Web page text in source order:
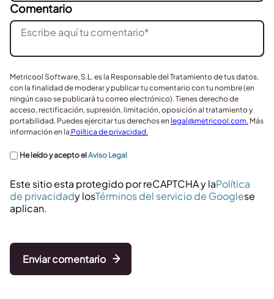
Comentario
Metricool Software, S.L. es la Responsable del Tratamiento de tus datos,
con la finalidad de moderar y publicar tu comentario con tu nombre (en
ningún caso se publicará tu correo electrónico). Tienes derecho de
acceso, rectificación, supresión, limitación, oposición al tratamiento y
portabilidad. Puedes ejercitar tus derechos en legal@metricool.com. Más
información en la Política de privacidad.
He leído y acepto elAviso Legal
Este sitio esta protegido por reCAPTCHA y laPolítica
de privacidady losTérminos del servicio de Googlese
aplican.
Enviar comentario